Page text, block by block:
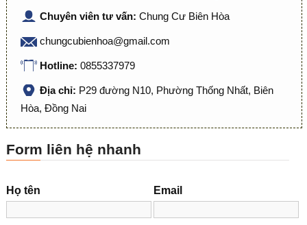
Chuyên viên tư vấn: Chung Cư Biên Hòa
chungcubienhoa@gmail.com
Hotline: 0855337979
Địa chỉ: P29 đường N10, Phường Thống Nhất, Biên
Hòa, Đồng Nai
Form liên hệ nhanh
Họ tên Email